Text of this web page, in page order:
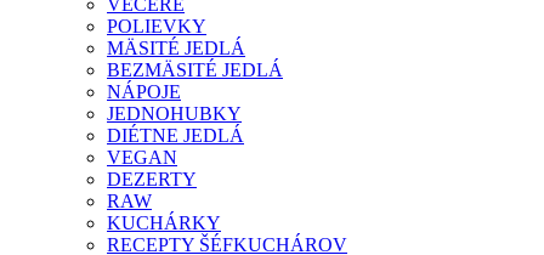
VEČERE
POLIEVKY
MÄSITÉ JEDLÁ
BEZMÄSITÉ JEDLÁ
NÁPOJE
JEDNOHUBKY
DIÉTNE JEDLÁ
VEGAN
DEZERTY
RAW
KUCHÁRKY
RECEPTY ŠÉFKUCHÁROV